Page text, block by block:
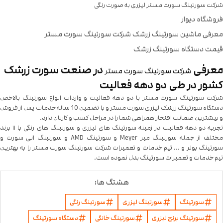
شرکت سورتینگ سورت مستر لیزری به صورت رنگی
فروشگاه دیوار
معرفی ماشین سورتینگ زرشک شرکت سورتینگ سورت مستر
قیمت دستگاه سورتینگ زرشک
معرفی شرکت سورتینگ سورت مستردر صنعت سورت زرشک
کشور در طی دو دهه فعالیت
شرکت سورتینگ سورت مستر با دو دهه فعالیت و واردات انواع سورتینگ بالاخص
دستگاه سورتینگ زرشک لیزری سورت مستر و با تضمین 10 ساله خدمات پس از فروش
و بیشترین ضمانت افتخار همراهی شما را در مراحل کسب و کارتان دارد.
تجربه دو دهه فعالیت در زمینه سورتینگ های لیزری و سورتینگ های رنگی با ۱۱ برند
مختلف از جمله سورتینگ میر Meyer و سورتینگ AMD و سورتینگ انی سورت و
سورتینگ بولر و ... تیم خدمات و تعمیرات شرکت سورتینگ سورت مستر را به بهترین
تیم خدمات و تعمیرات سورتینگ بدل نموده است.
هشتگ ها:
سورتینگ سورتینگ لیزری
سورتینگ رنگی
سورتینگ برنج لیزری
سورتینگ خانگی
دستگاه سورتینگ